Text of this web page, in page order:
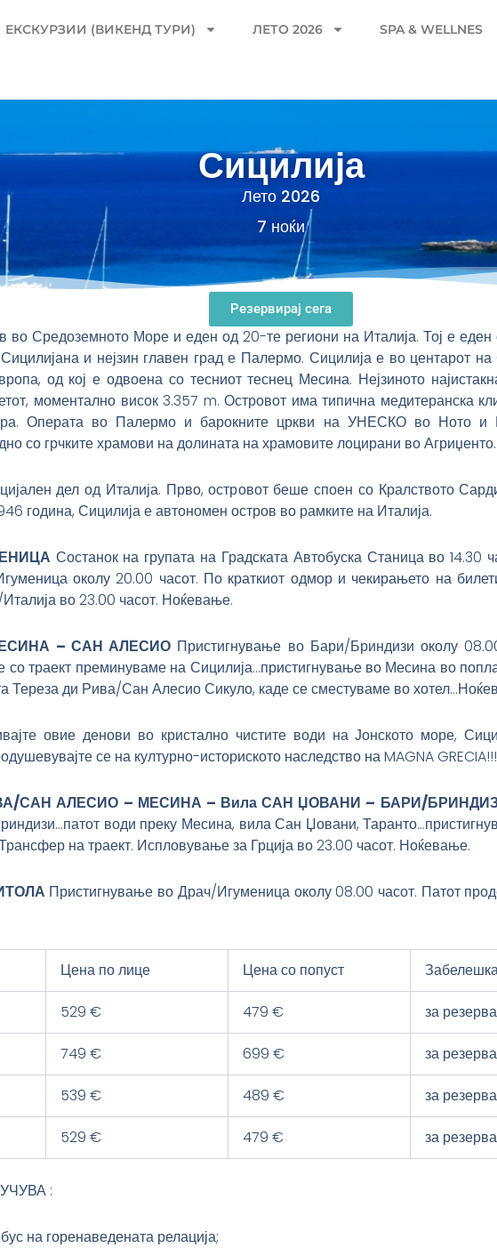
ЕКСКУРЗИИ (ВИКЕНД ТУРИ) ЛЕТО 2026 SPA & WELLNES
Сицилија
Лето 2026
7 ноќи
Резервирај сега
Средоземното Море и еден од 20-те региони на Италија. Тој е еден
и нејзин главен град е Палермо. Сицилија е во центарот
од кој е одвоена со тесниот теснец Месина. Нејзиното
моментално висок 3.357 m. Островот има типична медитеранска
Операта во Палермо и барокните цркви на УНЕСКО во Ното и
со грчките храмови на долината на храмовите лоцирани во
дел од Италија. Прво, островот беше споен со Кралството
година, Сицилија е автономен остров во рамките на Италија.
Состанок на групата на Градската Автобуска Станица во 14.30
околу 20.00 часот. По краткиот одмор и чекирањето на
во 23.00 часот. Ноќевање.
– САН АЛЕСИО Пристигнување во Бари/Бриндизи околу
траект преминуваме на Сицилија…пристигнување во Месина во
Тереза ди Рива/Сан Алесио Сикуло, каде се сместуваме во
овие денови во кристално чистите води на Јонското море,
се на културно-историското наследство на MAGNA GRECIA!!!
САН АЛЕСИО – МЕСИНА – Вила САН ЏОВАНИ – БАРИ/
води преку Месина, вила Сан Џовани,
на траект. Испловување за Грција во 23.00 часот. Ноќевање.
Пристигнување во Драч/Игуменица околу 08.00 часот. Патот
Цена по лице Цена со попуст
529 € 479 € за
749 € 699 € за
539 € 489 € за
529 € 479 € за
:
на горенаведената релација;